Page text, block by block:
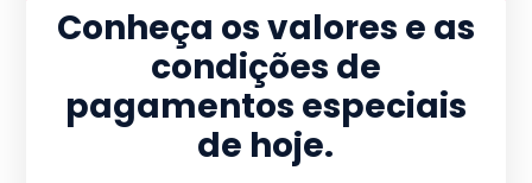
Conheça os valores e as
condições de
pagamentos especiais
de hoje.